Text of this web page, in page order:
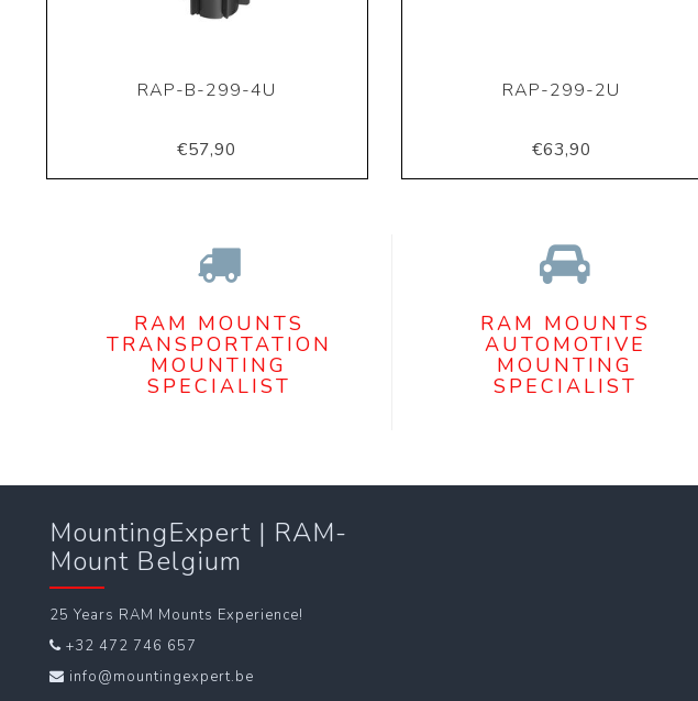
RAP-B-299-4U
€57,90
RAP-299-2U
€63,90
RAM MOUNTS
TRANSPORTATION
MOUNTING
SPECIALIST
RAM MOUNTS
AUTOMOTIVE
MOUNTING
SPECIALIST
MountingExpert | RAM-
Mount Belgium
25 Years RAM Mounts Experience!
+32 472 746 657
info@mountingexpert.be